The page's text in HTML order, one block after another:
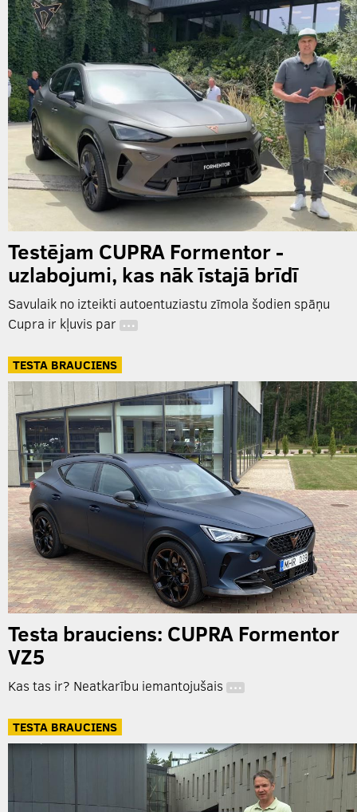
Testējam CUPRA Formentor -
uzlabojumi, kas nāk īstajā brīdī
Savulaik no izteikti autoentuziastu zīmola šodien spāņu
Cupra ir kļuvis par …
TESTA BRAUCIENS
Testa brauciens: CUPRA Formentor
VZ5
Kas tas ir? Neatkarību iemantojušais …
TESTA BRAUCIENS